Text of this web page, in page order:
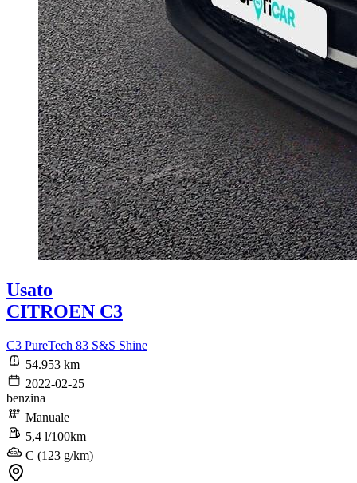
Usato
CITROEN C3
C3 PureTech 83 S&S Shine
54.953 km
2022-02-25
benzina
Manuale
5,4 l/100km
C (123 g/km)